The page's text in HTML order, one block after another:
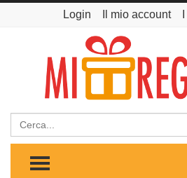
Login Il mio account
Cerca
TOGGLE MENU